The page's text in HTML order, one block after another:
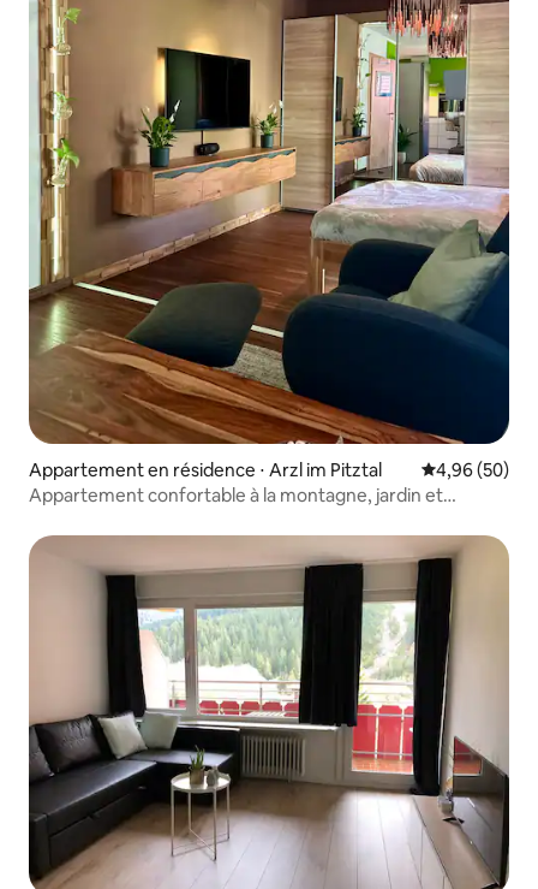
Appartement en résidence ⋅ Arzl im Pitztal Évaluation
4,96 (50)
Appartement confortable à la montagne, jardin et